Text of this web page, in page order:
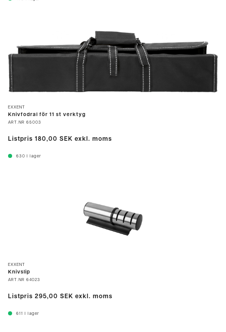
EXXENT
Knivfodral för 11 st verktyg
ART.NR 65003
Listpris 180,00 SEK exkl. moms
630 I lager
EXXENT
Knivslip
ART.NR 64023
Listpris 295,00 SEK exkl. moms
611 I lager